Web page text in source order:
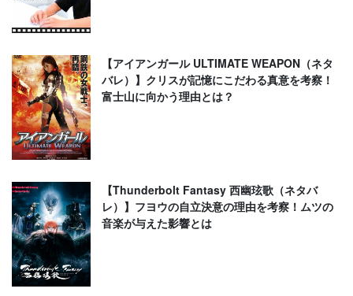
【アイアンガール ULTIMATE WEAPON（ネタ
バレ）】クリスが記憶にこだわる真意を考察！
富士山に向かう理由とは？
【Thunderbolt Fantasy 西幽玹歌（ネタバ
レ）】フヨウの自立決意の理由を考察！ムツの
音楽が与えた影響とは